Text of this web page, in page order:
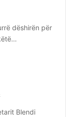
dëshirën për
Blendi